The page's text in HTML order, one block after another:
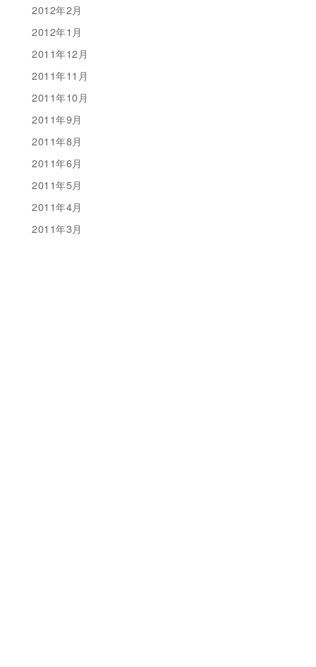
2012年2月
2012年1月
2011年12月
2011年11月
2011年10月
2011年9月
2011年8月
2011年6月
2011年5月
2011年4月
2011年3月